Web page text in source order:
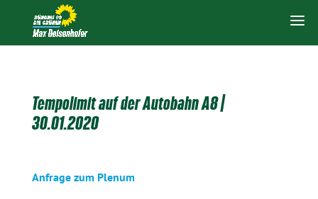
Tempolimit auf der Autobahn A8 |
30.01.2020
Anfrage zum Plenum